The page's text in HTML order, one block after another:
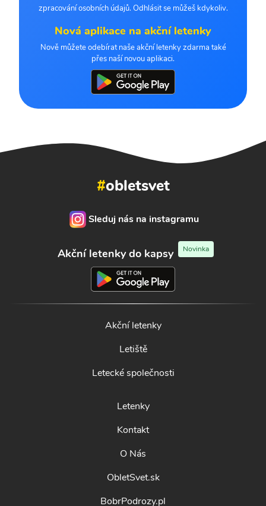
zpracování osobních údajů. Odhlásit se můžeš kdykoliv.
Nová aplikace na akční letenky
Nově můžete odebírat naše akční letenky zdarma také
přes naší novou aplikaci.
#obletsvet
Sleduj nás na instagramu
Akční letenky do kapsy Novinka
Akční letenky
Letiště
Letecké společnosti
Letenky
Kontakt
O Nás
ObletSvet.sk
BobrPodrozy.pl